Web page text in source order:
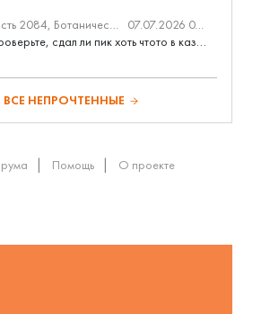
Гость 2084, Ботаническая 3 (ПИК, бизнес-класс) 07.07.2026 07:28
проверьте, сдал ли пик хоть чтото в казани вовремя?
ВСЕ НЕПРОЧТЕННЫЕ
Помощь О проекте